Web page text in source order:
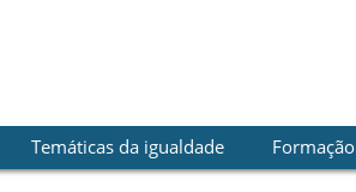
Temáticas da igualdade Formação